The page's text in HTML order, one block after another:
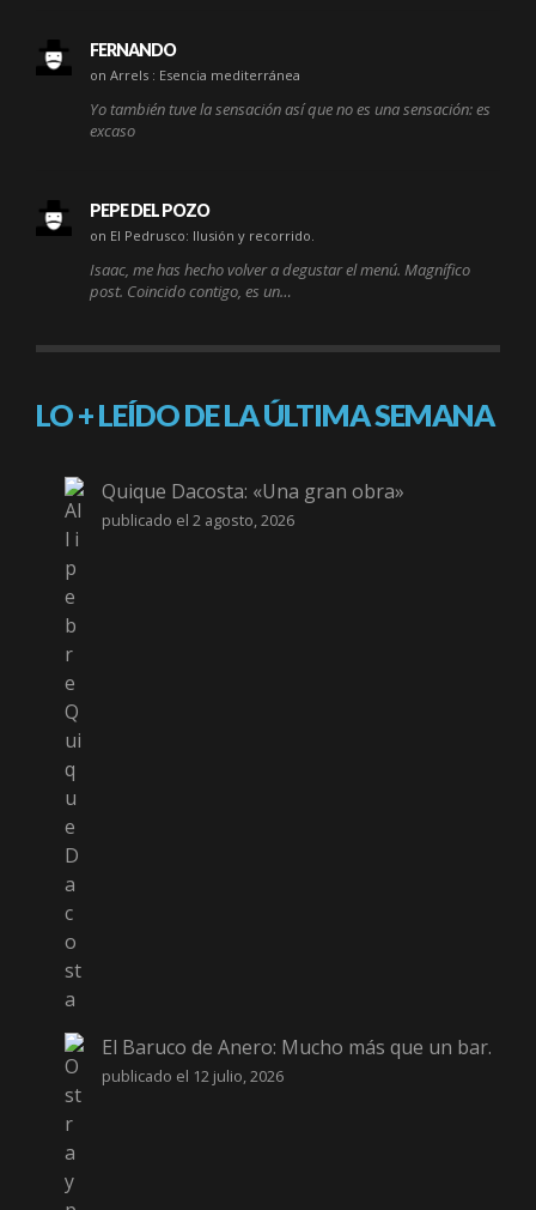
FERNANDO
on Arrels : Esencia mediterránea
Yo también tuve la sensación así que no es una sensación: es
excaso
PEPE DEL POZO
on El Pedrusco: Ilusión y recorrido.
Isaac, me has hecho volver a degustar el menú. Magnífico
post. Coincido contigo, es un…
LO + LEÍDO DE LA ÚLTIMA SEMANA
Quique Dacosta: «Una gran obra»
publicado el 2 agosto, 2026
El Baruco de Anero: Mucho más que un bar.
publicado el 12 julio, 2026